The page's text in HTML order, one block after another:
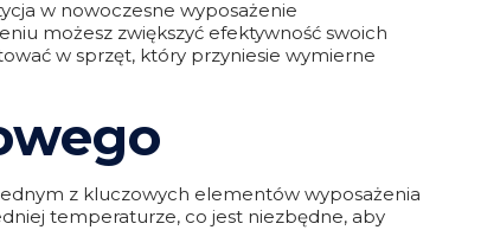
w nowoczesne wyposażenie
możesz zwiększyć efektywność swoich
w sprzęt, który przyniesie wymierne
z kluczowych elementów wyposażenia
temperaturze, co jest niezbędne, aby